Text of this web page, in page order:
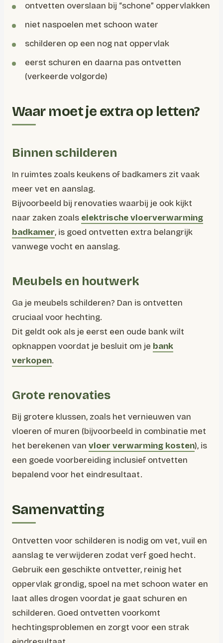
ontvetten overslaan bij “schone” oppervlakken
niet naspoelen met schoon water
schilderen op een nog nat oppervlak
eerst schuren en daarna pas ontvetten
(verkeerde volgorde)
Waar moet je extra op letten?
Binnen schilderen
In ruimtes zoals keukens of badkamers zit vaak
meer vet en aanslag.
Bijvoorbeeld bij renovaties waarbij je ook kijkt
naar zaken zoals elektrische vloerverwarming
badkamer, is goed ontvetten extra belangrijk
vanwege vocht en aanslag.
Meubels en houtwerk
Ga je meubels schilderen? Dan is ontvetten
cruciaal voor hechting.
Dit geldt ook als je eerst een oude bank wilt
opknappen voordat je besluit om je bank
verkopen.
Grote renovaties
Bij grotere klussen, zoals het vernieuwen van
vloeren of muren (bijvoorbeeld in combinatie met
het berekenen van vloer verwarming kosten), is
een goede voorbereiding inclusief ontvetten
bepalend voor het eindresultaat.
Samenvatting
Ontvetten voor schilderen is nodig om vet, vuil en
aanslag te verwijderen zodat verf goed hecht.
Gebruik een geschikte ontvetter, reinig het
oppervlak grondig, spoel na met schoon water en
laat alles drogen voordat je gaat schuren en
schilderen. Goed ontvetten voorkomt
hechtingsproblemen en zorgt voor een strak